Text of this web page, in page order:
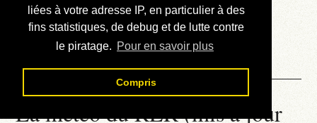
liées à votre adresse IP, en particulier à des
fins statistiques, de debug et de lutte contre
le piratage. Pour en savoir plus
Compris
Liens externes
Téléchargement
Contact
La météo du RER (mis à jour